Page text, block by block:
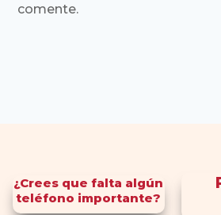
comente.
¿Crees que falta algún
teléfono importante?